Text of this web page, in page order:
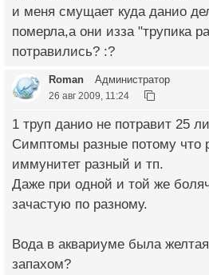
и меня смущает куда данио
померла,а они изза "трупика
потравились? :?
Roman Администратор
26 авг 2009, 11:24
1 труп данио не потравит 25
Симптомы разные потому что
иммунитет разный и тп.
Даже при одной и той же
зачастую по разному.
Вода в аквариуме была
запахом?